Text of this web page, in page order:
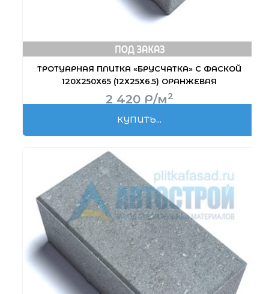
ТРОТУАРНАЯ ПЛИТКА «БРУСЧАТКА» С ФАСКОЙ
120Х250Х65 (12Х25Х6.5) ОРАНЖЕВАЯ
2 420 Р/м2
КУПИТЬ...